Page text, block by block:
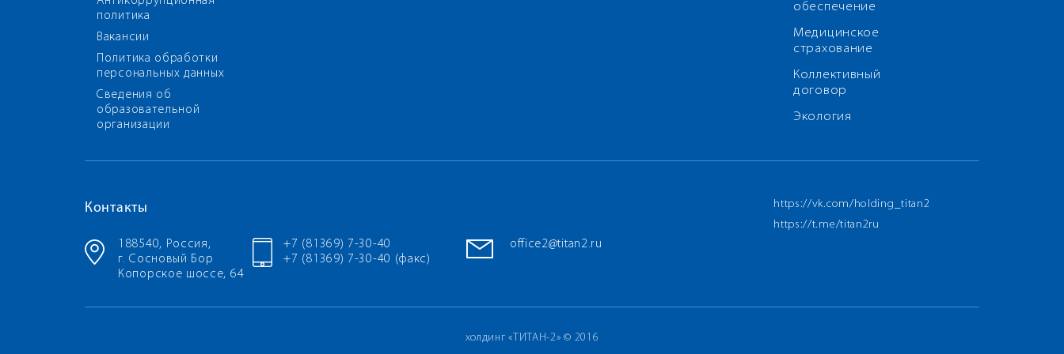
политика
Вакансии
Политика обработки
персональных данных
Сведения об
образовательной
организации
обеспечение
Медицинское
страхование
Коллективный
договор
Экология
Контакты
188540, Россия,
г. Сосновый Бор
Копорское шоссе, 64
+7 (81369) 7-30-40
+7 (81369) 7-30-40 (факс)
office2@titan2.ru
https://vk.com/holding_titan2
https://t.me/titan2ru
холдинг «ТИТАН-2» © 2016